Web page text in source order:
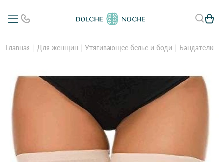
Главная Для женщин Утягивающее белье и боди Бандателки